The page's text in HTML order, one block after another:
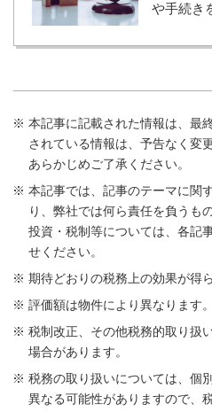
や手続き
本記事に記載された情報は、最
されている情報は、予告なく変
あらかじめご了承ください。
本記事では、記事のテーマに関
り、弊社では何ら責任を負うも
投資・税制等については、各記
せください。
期待どおりの税務上の効果が得
評価額は物件により異なります。
税制改正、その他税務的取り扱
場合があります。
税務の取り扱いについては、個
異なる可能性がありますので、